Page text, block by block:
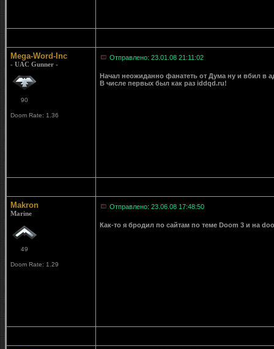
Mega-Word-Inc
- UAC Gunner -
90
Doom Rate: 1.36
Отправлено: 23.01.08 21:11:02
Начал неожиданно фанатеть от Дума ну и вбил в
В числе первых был как раз iddqd.ru!
Makron
Marine
49
Doom Rate: 1.29
Отправлено: 23.06.08 17:48:50
Как-то я бродил по сайтам по теме Doom 3 и на